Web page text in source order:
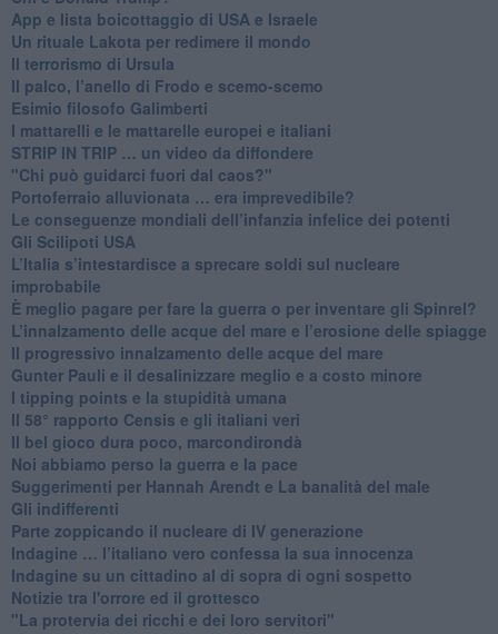
App e lista boicottaggio di USA e Israele
​Un rituale Lakota per redimere il mondo
Il terrorismo di Ursula
​Il palco, l’anello di Frodo e scemo-scemo
Esimio filosofo Galimberti
​I mattarelli e le mattarelle europei e italiani
​STRIP IN TRIP … un video da diffondere
"Chi può guidarci fuori dal caos?"
​Portoferraio alluvionata … era imprevedibile?
Le conseguenze mondiali dell’infanzia infelice dei potenti
​Gli Scilipoti USA
L’Italia s’intestardisce a sprecare soldi sul nucleare
improbabile
È meglio pagare per fare la guerra o per inventare gli Spinrel?
​L’innalzamento delle acque del mare e l’erosione delle spiagge
​Il progressivo innalzamento delle acque del mare
​Gunter Pauli e il desalinizzare meglio e a costo minore
I tipping points e la stupidità umana
​Il 58° rapporto Censis e gli italiani veri
​Il bel gioco dura poco, marcondirondà
Noi abbiamo perso la guerra e la pace
Suggerimenti per Hannah Arendt e La banalità del male
​Gli indifferenti
Parte zoppicando il nucleare di IV generazione
​Indagine … l’italiano vero confessa la sua innocenza
Indagine su un cittadino al di sopra di ogni sospetto
Notizie tra l'orrore ed il grottesco
"La protervia dei ricchi e dei loro servitori"